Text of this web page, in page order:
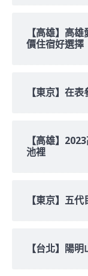
【高雄】高
價住宿好選擇
【東京】在
【高雄】
池裡
【東京】五
【台北】陽